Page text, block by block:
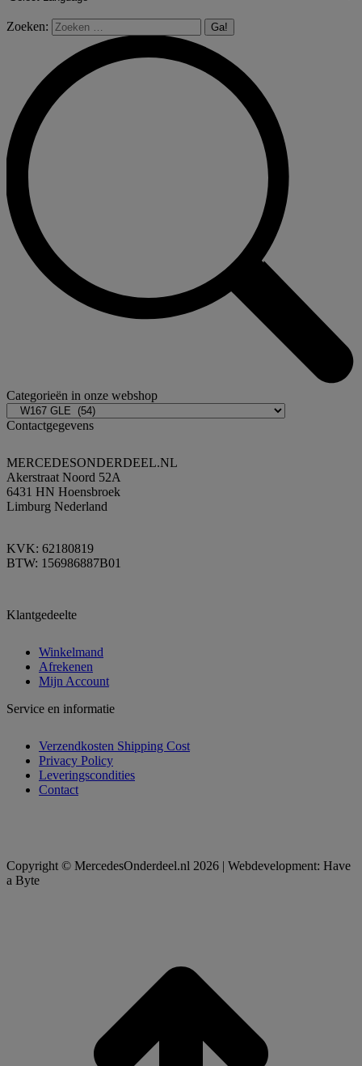
Zoeken:
Categorieën in onze webshop
Contactgegevens
MERCEDESONDERDEEL.NL
Akerstraat Noord 52A
6431 HN Hoensbroek
Limburg Nederland
KVK: 62180819
BTW: 156986887B01
Klantgedeelte
Winkelmand
Afrekenen
Mijn Account
Service en informatie
Verzendkosten Shipping Cost
Privacy Policy
Leveringscondities
Contact
Copyright © MercedesOnderdeel.nl 2026 | Webdevelopment: Have
a Byte